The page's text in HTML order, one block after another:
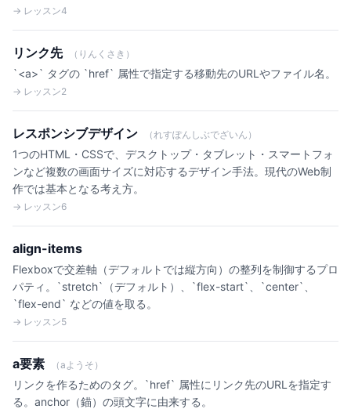
→ レッスン4
リンク先 （りんくさき）
`<a>` タグの `href` 属性で指定する移動先のURLやファイル名。
→ レッスン2
レスポンシブデザイン （れすぽんしぶでざいん）
1つのHTML・CSSで、デスクトップ・タブレット・スマートフォ
ンなど複数の画面サイズに対応するデザイン手法。現代のWeb制
作では基本となる考え方。
→ レッスン6
align-items
Flexboxで交差軸（デフォルトでは縦方向）の整列を制御するプロ
パティ。`stretch`（デフォルト）、`flex-start`、`center`、
`flex-end` などの値を取る。
→ レッスン5
a要素 （aようそ）
リンクを作るためのタグ。`href` 属性にリンク先のURLを指定す
る。anchor（錨）の頭文字に由来する。